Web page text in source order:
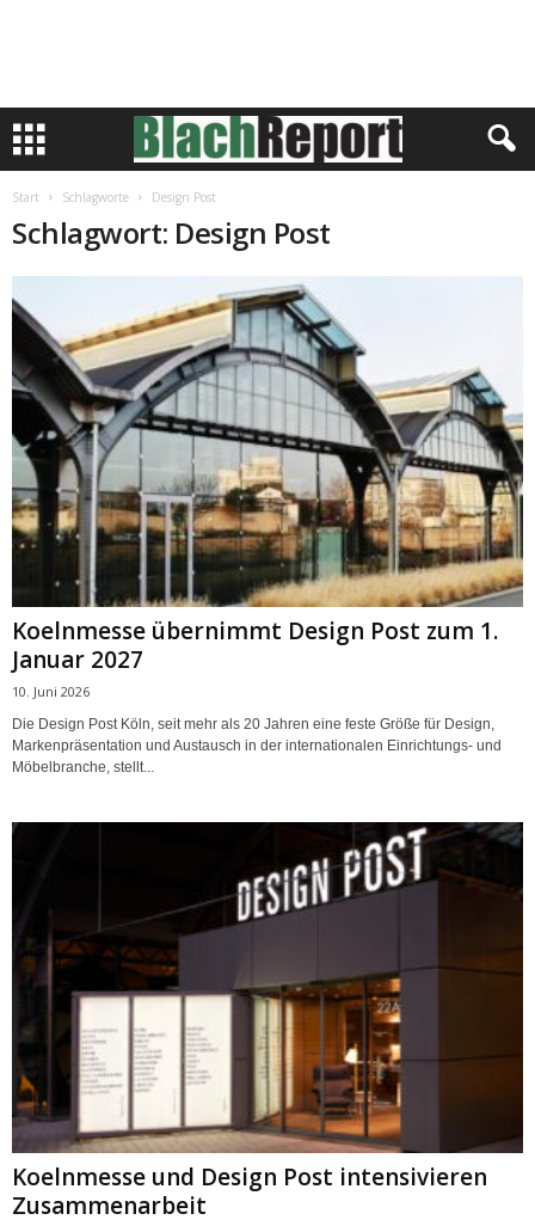
Start Schlagworte Design Post
Schlagwort: Design Post
Koelnmesse übernimmt Design Post zum 1.
Januar 2027
10. Juni 2026
Die Design Post Köln, seit mehr als 20 Jahren eine feste Größe für Design,
Markenpräsentation und Austausch in der internationalen Einrichtungs- und
Möbelbranche, stellt...
Koelnmesse und Design Post intensivieren
Zusammenarbeit